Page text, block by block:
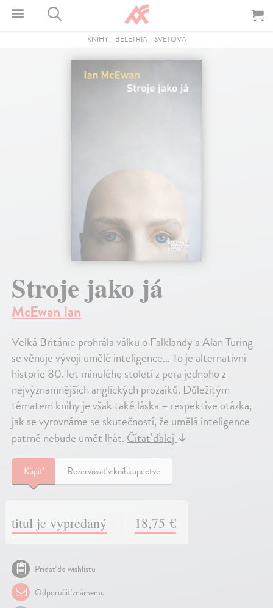
KNIHY- BELETRIA- SVETOVÁ
Stroje jako já
McEwan Ian
Velká Británie prohrála válku o Falklandy a Alan Turing
se věnuje vývoji umělé inteligence... To je alternativní
historie 80. let minulého století z pera jednoho z
nejvýznamnějších anglických prozaiků. Důležitým
tématem knihy je však také láska – respektive otázka,
jak se vyrovnáme se skutečností, že umělá inteligence
patrně nebude umět lhát.Čítať ďalej↓
Kúpiť Rezervovať v kníhkupectve
titul je vypredaný 18,75 €
Pridať do wishlistu
Odporučiť známemu